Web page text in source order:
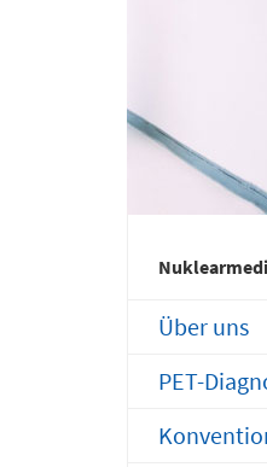
6514
Notfallnummern
Über uns
PET-